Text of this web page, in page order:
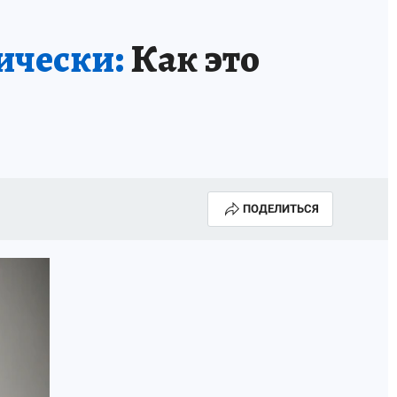
Как это
ПОДЕЛИТЬСЯ